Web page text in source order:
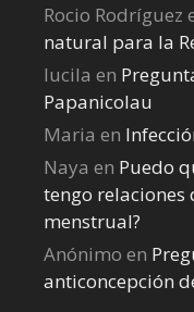
Rocio Rodríguez
natural para la
lucila en
Papanicolau
Maria en
Naya en Puedo
tengo
menstrual?
Anónimo en
anticoncepción